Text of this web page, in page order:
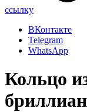
ссылку
ВКонтакте
Telegram
WhatsApp
Кольцо